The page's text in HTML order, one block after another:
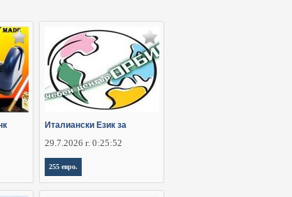
Италиански Език за
29.7.2026 г. 0:25:52
255 евро.